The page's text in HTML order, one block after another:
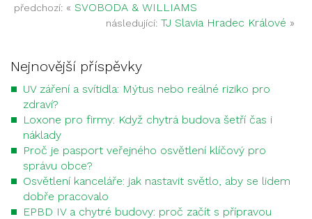
předchozí: « SVOBODA & WILLIAMS
následující: TJ Slavia Hradec Králové »
Nejnovější příspěvky
UV záření a svítidla: Mýtus nebo reálné riziko pro
zdraví?
Loxone pro firmy: Když chytrá budova šetří čas i
náklady
Proč je pasport veřejného osvětlení klíčový pro
správu obce?
Osvětlení kanceláře: jak nastavit světlo, aby se lidem
dobře pracovalo
EPBD IV a chytré budovy: proč začít s přípravou